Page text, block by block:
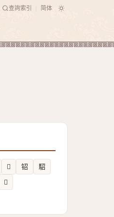
查詢索引 简体
𤑗 𬬿
駋
𤿘